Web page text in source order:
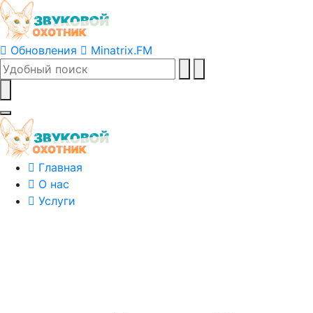
Обновления Minatrix.FM
Главная
О нас
Услуги